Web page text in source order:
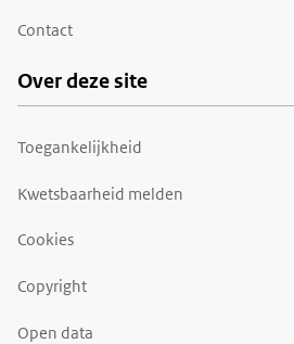
Contact
Over deze site
Toegankelijkheid
Kwetsbaarheid melden
Cookies
Copyright
Open data